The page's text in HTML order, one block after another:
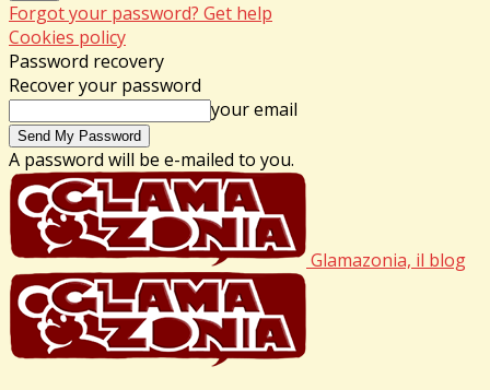
Forgot your password? Get help
Cookies policy
Password recovery
Recover your password
your email
A password will be e-mailed to you.
Glamazonia, il blog